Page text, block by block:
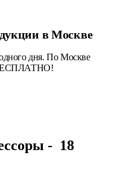
в Москве
дня. По Москве
БЕСПЛАТНО!
- 18